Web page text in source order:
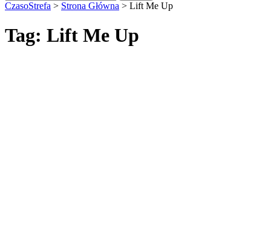
CzasoStrefa > Strona Główna > Lift Me Up
Tag: Lift Me Up